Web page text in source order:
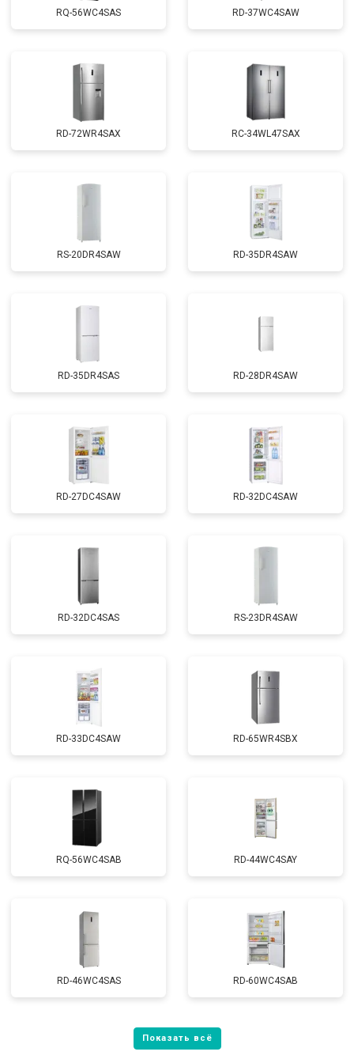
RQ-56WC4SAS RD-37WC4SAW
RD-72WR4SAX RС-34WL47SAX
RS-20DR4SAW RD-35DR4SAW
RD-35DR4SAS RD-28DR4SAW
RD-27DC4SAW RD-32DC4SAW
RD-32DC4SAS RS-23DR4SAW
RD-33DC4SAW RD-65WR4SBX
RQ-56WC4SAB RD-44WC4SAY
RD-46WC4SAS RD-60WC4SAB